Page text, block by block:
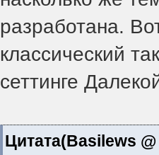
разработана.
классический
сеттинге
Цитата(Basilews